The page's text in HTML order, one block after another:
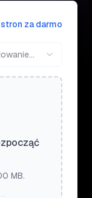
za darmo
MB.